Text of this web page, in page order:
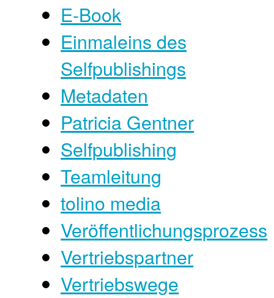
E-Book
Einmaleins des
Selfpublishings
Metadaten
Patricia Gentner
Selfpublishing
Teamleitung
tolino media
Veröffentlichungsprozess
Vertriebspartner
Vertriebswege